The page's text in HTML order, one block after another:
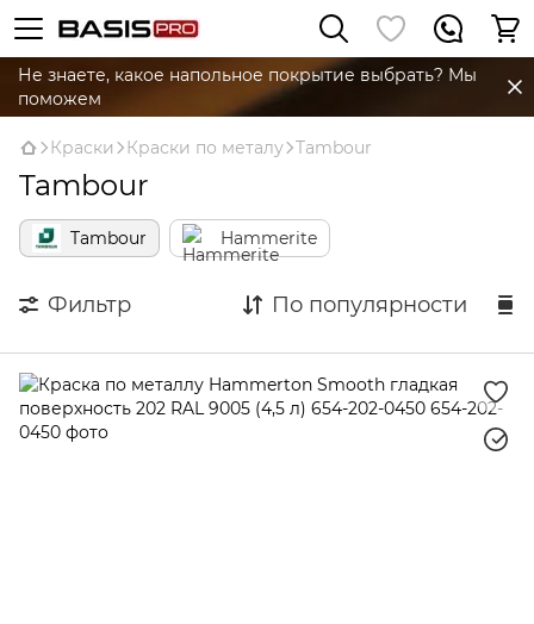
Не знаете, какое напольное покрытие выбрать? Мы
поможем
Краски Краски по металу Tambour
Tambour
Tambour Hammerite
Фильтр По популярности